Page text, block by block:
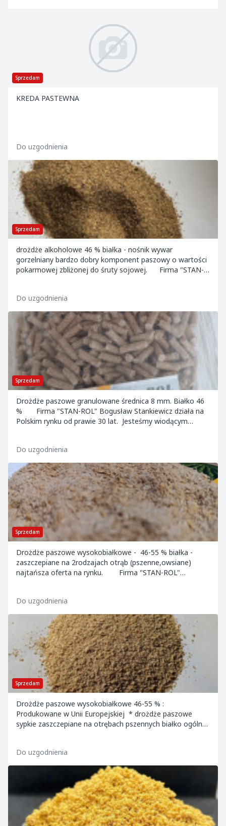
Sprzedam
KREDA PASTEWNA
Do uzgodnienia
Sprzedam
drożdże alkoholowe 46 % białka - nośnik wywar
gorzelniany bardzo dobry komponent paszowy o wartości
pokarmowej zbliżonej do śruty sojowej. Firma "STAN-
Do uzgodnienia
Sprzedam
Drożdże paszowe granulowane średnica 8 mm. Białko 46
% Firma "STAN-ROL" Bogusław Stankiewicz działa na
Polskim rynku od prawie 30 lat. Jesteśmy wiodącym
Do uzgodnienia
Sprzedam
Drożdże paszowe wysokobiałkowe - 46-55 % białka -
zaszczepiane na 2rodzajach otrąb (pszenne,owsiane)
najtańsza oferta na rynku. Firma "STAN-ROL"
Do uzgodnienia
Sprzedam
Drożdże paszowe wysokobiałkowe 46-55 % :
Produkowane w Unii Europejskiej * drożdże paszowe
sypkie zaszczepiane na otrębach pszennych białko ogólne :
Do uzgodnienia